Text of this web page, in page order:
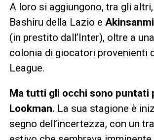
A loro si aggiungono, tra gli
Bashiru della Lazio e
(in prestito dall’Inter), oltre a
colonia di giocatori provenienti
League.
Ma tutti gli occhi sono puntati
Lookman. La sua stagione è
segno dell’incertezza, con un